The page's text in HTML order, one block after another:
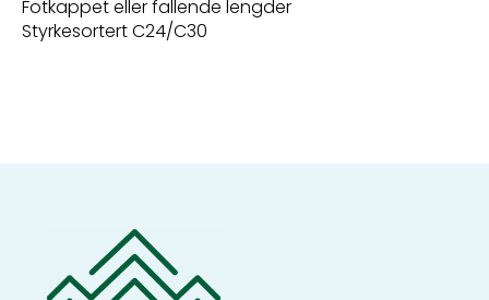
Fotkappet eller fallende lengder
Styrkesortert C24/C30